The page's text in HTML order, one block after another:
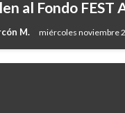
al Fondo FEST
M. miércoles noviembre